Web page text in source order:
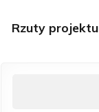
Rzuty projektu